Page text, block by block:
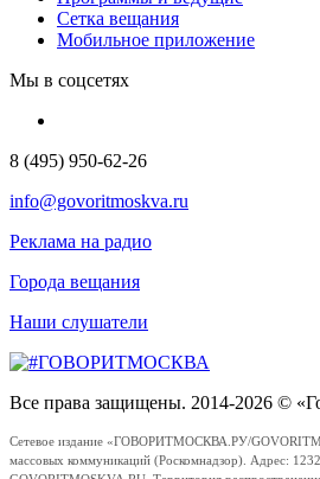
Сетка вещания
Мобильное приложение
Мы в соцсетях
8 (495) 950-62-26
info@govoritmoskva.ru
Реклама на радио
Города вещания
Наши слушатели
Все права защищены. 2014-2026 ©
Сетевое издание «ГОВОРИТМОСКВА.РУ/
массовых коммуникаций (Роскомнадзор). Адрес: